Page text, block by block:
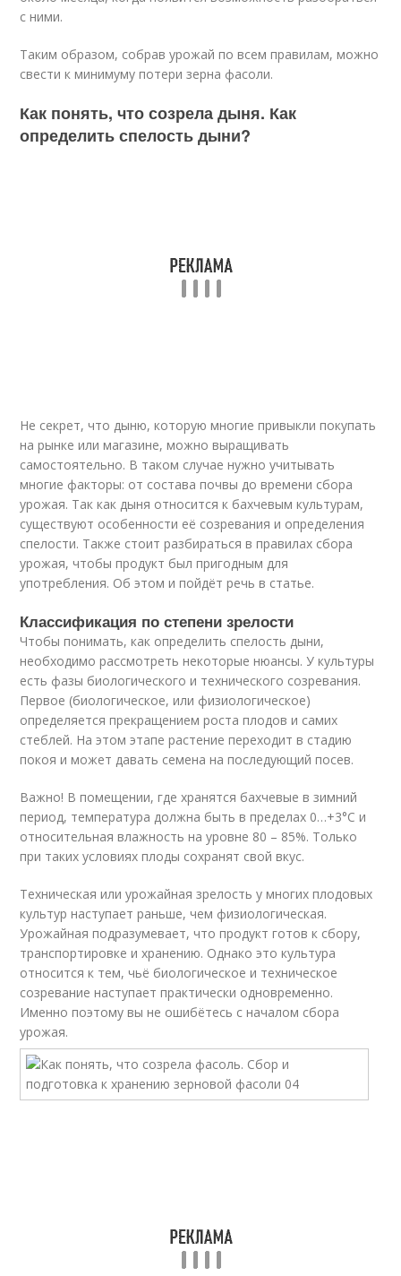
с ними.
Таким образом, собрав урожай по всем правилам, можно
свести к минимуму потери зерна фасоли.
Как понять, что созрела дыня. Как
определить спелость дыни?
Не секрет, что дыню, которую многие привыкли покупать
на рынке или магазине, можно выращивать
самостоятельно. В таком случае нужно учитывать
многие факторы: от состава почвы до времени сбора
урожая. Так как дыня относится к бахчевым культурам,
существуют особенности её созревания и определения
спелости. Также стоит разбираться в правилах сбора
урожая, чтобы продукт был пригодным для
употребления. Об этом и пойдёт речь в статье.
Классификация по степени зрелости
Чтобы понимать, как определить спелость дыни,
необходимо рассмотреть некоторые нюансы. У культуры
есть фазы биологического и технического созревания.
Первое (биологическое, или физиологическое)
определяется прекращением роста плодов и самих
стеблей. На этом этапе растение переходит в стадию
покоя и может давать семена на последующий посев.
Важно! В помещении, где хранятся бахчевые в зимний
период, температура должна быть в пределах 0…+3°С и
относительная влажность на уровне 80 – 85%. Только
при таких условиях плоды сохранят свой вкус.
Техническая или урожайная зрелость у многих плодовых
культур наступает раньше, чем физиологическая.
Урожайная подразумевает, что продукт готов к сбору,
транспортировке и хранению. Однако это культура
относится к тем, чьё биологическое и техническое
созревание наступает практически одновременно.
Именно поэтому вы не ошибётесь с началом сбора
урожая.